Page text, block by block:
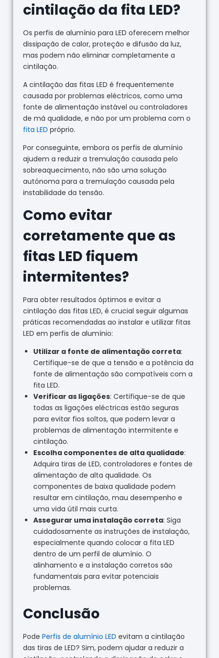
cintilação da fita LED?
Os perfis de alumínio para LED oferecem melhor
dissipação de calor, proteção e difusão da luz,
mas podem não eliminar completamente a
cintilação.
A cintilação das fitas LED é frequentemente
causada por problemas eléctricos, como uma
fonte de alimentação instável ou controladores
de má qualidade, e não por um problema com o
fita LED próprio.
Por conseguinte, embora os perfis de alumínio
ajudem a reduzir a tremulação causada pelo
sobreaquecimento, não são uma solução
autónoma para a tremulação causada pela
instabilidade da tensão.
Como evitar
corretamente que as
fitas LED fiquem
intermitentes?
Para obter resultados óptimos e evitar a
cintilação das fitas LED, é crucial seguir algumas
práticas recomendadas ao instalar e utilizar fitas
LED em perfis de alumínio:
Utilizar a fonte de alimentação correta:
Certifique-se de que a tensão e a potência da
fonte de alimentação são compatíveis com a
fita LED.
Verificar as ligações: Certifique-se de que
todas as ligações eléctricas estão seguras
para evitar fios soltos, que podem levar a
problemas de alimentação intermitente e
cintilação.
Escolha componentes de alta qualidade:
Adquira tiras de LED, controladores e fontes de
alimentação de alta qualidade. Os
componentes de baixa qualidade podem
resultar em cintilação, mau desempenho e
uma vida útil mais curta.
Assegurar uma instalação correta: Siga
cuidadosamente as instruções de instalação,
especialmente quando colocar a fita LED
dentro de um perfil de alumínio. O
alinhamento e a instalação corretos são
fundamentais para evitar potenciais
problemas.
Conclusão
Pode Perfis de alumínio LED evitam a cintilação
das tiras de LED? Sim, podem ajudar a reduzir a